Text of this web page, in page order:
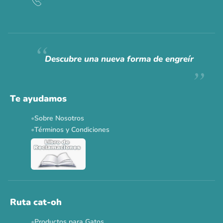
Siempre fuimosraros.
Ver todas las promos 🐾
Descubre una nueva forma de engreír
Te ayudamos
Sobre Nosotros
Términos y Condiciones
Ruta cat-oh